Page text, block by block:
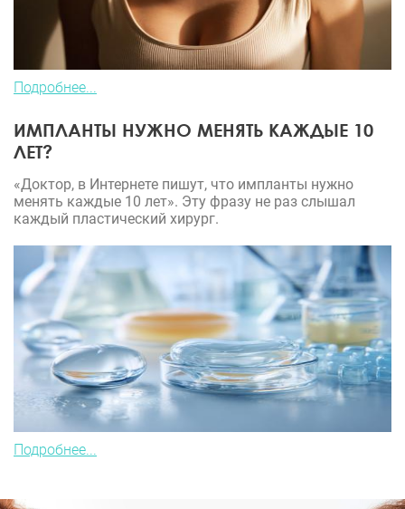
Подробнее...
ИМПЛАНТЫ НУЖНО МЕНЯТЬ КАЖДЫЕ 10
ЛЕТ?
«Доктор, в Интернете пишут, что импланты нужно
менять каждые 10 лет». Эту фразу не раз слышал
каждый пластический хирург.
Подробнее...